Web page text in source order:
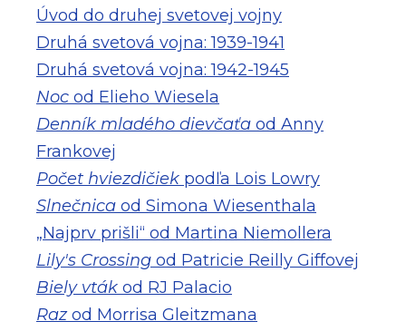
Úvod do druhej svetovej vojny
Druhá svetová vojna: 1939-1941
Druhá svetová vojna: 1942-1945
Noc od Elieho Wiesela
Denník mladého dievčaťa od Anny
Frankovej
Počet hviezdičiek podľa Lois Lowry
Slnečnica od Simona Wiesenthala
„Najprv prišli“ od Martina Niemollera
Lily's Crossing od Patricie Reilly Giffovej
Biely vták od RJ Palacio
Razod Morrisa Gleitzmana